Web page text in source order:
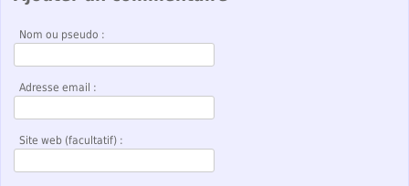
Nom ou pseudo :
Adresse email :
Site web (facultatif) :